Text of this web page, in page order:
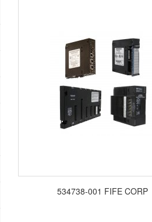
534738-001 FIFE CORP